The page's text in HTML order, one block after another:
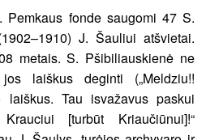
Pemkaus fonde saugomi 47 S.
J. Šauliui atšvietai.
metais. S. Pšibiliauskienė ne
laiškus deginti („Meldziu!!
laiškus. Tau isvažavus paskui
[turbūt Kriaučiūnui]!“